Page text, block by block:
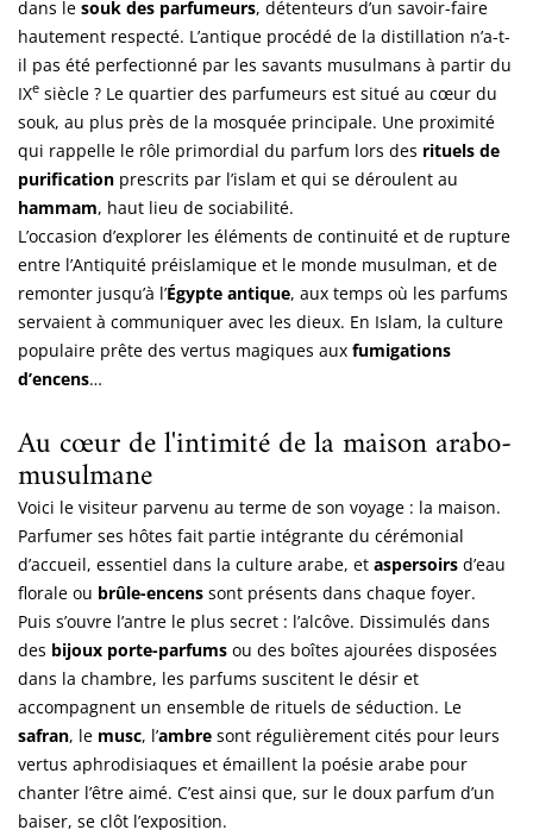
dans le souk des parfumeurs, détenteurs d’un savoir-faire
hautement respecté. L’antique procédé de la distillation n’a-t-
il pas été perfectionné par les savants musulmans à partir du
IXe siècle ? Le quartier des parfumeurs est situé au cœur du
souk, au plus près de la mosquée principale. Une proximité
qui rappelle le rôle primordial du parfum lors des rituels de
purification prescrits par l’islam et qui se déroulent au
hammam, haut lieu de sociabilité.
L’occasion d’explorer les éléments de continuité et de rupture
entre l’Antiquité préislamique et le monde musulman, et de
remonter jusqu’à l’Égypte antique, aux temps où les parfums
servaient à communiquer avec les dieux. En Islam, la culture
populaire prête des vertus magiques aux fumigations
d’encens…
Au cœur de l'intimité de la maison arabo-
musulmane
Voici le visiteur parvenu au terme de son voyage : la maison.
Parfumer ses hôtes fait partie intégrante du cérémonial
d’accueil, essentiel dans la culture arabe, et aspersoirs d’eau
florale ou brûle-encens sont présents dans chaque foyer.
Puis s’ouvre l’antre le plus secret : l’alcôve. Dissimulés dans
des bijoux porte-parfums ou des boîtes ajourées disposées
dans la chambre, les parfums suscitent le désir et
accompagnent un ensemble de rituels de séduction. Le
safran, le musc, l’ambre sont régulièrement cités pour leurs
vertus aphrodisiaques et émaillent la poésie arabe pour
chanter l’être aimé. C’est ainsi que, sur le doux parfum d’un
baiser, se clôt l’exposition.